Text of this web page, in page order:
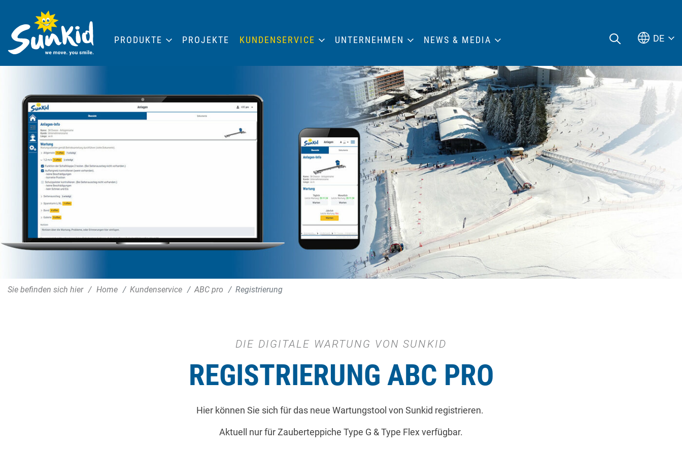
Sie befinden sich hier Home Kundenservice ABC pro Registrierung
DIE DIGITALE WARTUNG VON SUNKID
REGISTRIERUNG ABC PRO
Hier können Sie sich für das neue Wartungstool von Sunkid registrieren.
Aktuell nur für Zauberteppiche Type G & Type Flex verfügbar.
PRODUKTE PROJEKTE KUNDENSERVICE UNTERNEHMEN NEWS & MEDIA DE